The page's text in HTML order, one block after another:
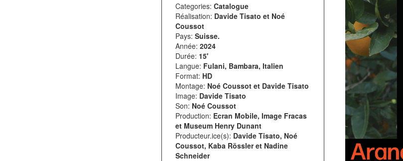
Categories: Catalogue
Réalisation: Davide Tisato et Noé
Coussot
Pays: Suisse.
Année: 2024
Durée: 15'
Langue: Fulani, Bambara, Italien
Format: HD
Montage: Noé Coussot et Davide Tisato
Image: Davide Tisato
Son: Noé Coussot
Production: Ecran Mobile, Image Fracas
et Museum Henry Dunant
Producteur.ice(s): Davide Tisato, Noé
Coussot, Kaba Rössler et Nadine
Schneider